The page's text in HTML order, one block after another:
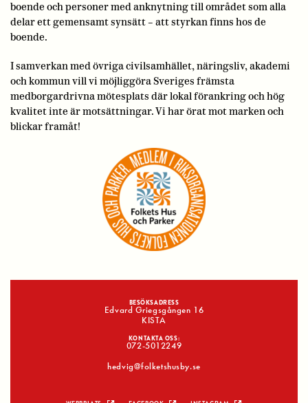
boende och personer med anknytning till området som alla
delar ett gemensamt synsätt – att styrkan finns hos de
boende.
I samverkan med övriga civilsamhället, näringsliv, akademi
och kommun vill vi möjliggöra Sveriges främsta
medborgardrivna mötesplats där lokal förankring och hög
kvalitet inte är motsättningar. Vi har örat mot marken och
blickar framåt!
BESÖKSADRESS
Edvard Griegsgången 16
KISTA
KONTAKTA OSS:
072-5012249
hedvig@folketshusby.se